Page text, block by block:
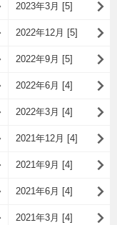
2023年3月 [5]
2022年12月 [5]
2022年9月 [5]
2022年6月 [4]
2022年3月 [4]
2021年12月 [4]
2021年9月 [4]
2021年6月 [4]
2021年3月 [4]